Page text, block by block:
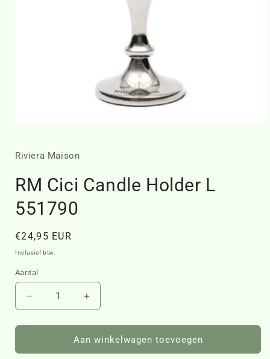
in
Riviera Maison
RM Cici Candle Holder L
551790
Normale
prijs
€24,95 EUR
Inclusief btw.
Aantal
Aantal
verlagen
voor
Cici
Aantal
verhogen
voor
RM
Cici
Aan winkelwagen toevoegen